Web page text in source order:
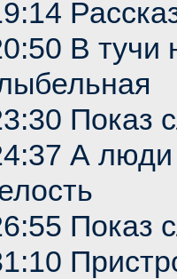
В
Показ
А люди
Показ